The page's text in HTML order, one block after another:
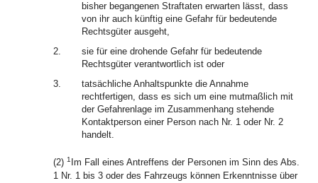
bisher begangenen Straftaten erwarten lässt, dass
von ihr auch künftig eine Gefahr für bedeutende
Rechtsgüter ausgeht,
2.
sie für eine drohende Gefahr für bedeutende
Rechtsgüter verantwortlich ist oder
3.
tatsächliche Anhaltspunkte die Annahme
rechtfertigen, dass es sich um eine mutmaßlich mit
der Gefahrenlage im Zusammenhang stehende
Kontaktperson einer Person nach Nr. 1 oder Nr. 2
handelt.
(2) 1 Im Fall eines Antreffens der Personen im Sinn des Abs.
1 Nr. 1 bis 3 oder des Fahrzeugs können Erkenntnisse über